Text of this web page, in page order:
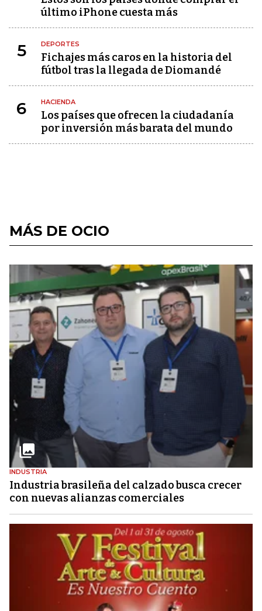
último iPhone cuesta más
5 DEPORTES
Fichajes más caros en la historia del
fútbol tras la llegada de Diomandé
6 HACIENDA
Los países que ofrecen la ciudadanía
por inversión más barata del mundo
MÁS DE OCIO
INDUSTRIA
Industria brasileña del calzado busca crecer
con nuevas alianzas comerciales